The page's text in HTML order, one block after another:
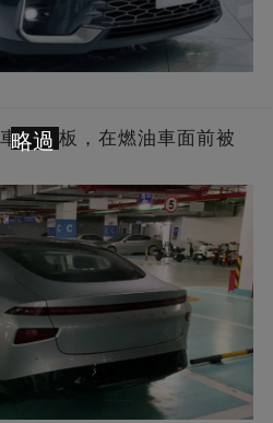
的短板，在燃油車面前被
略過